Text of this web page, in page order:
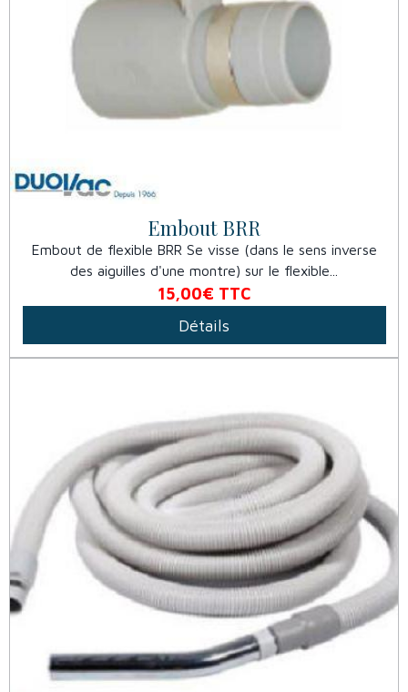
Embout BRR
Embout de flexible BRR Se visse (dans le sens inverse
des aiguilles d'une montre) sur le flexible...
15,00€ TTC
Détails